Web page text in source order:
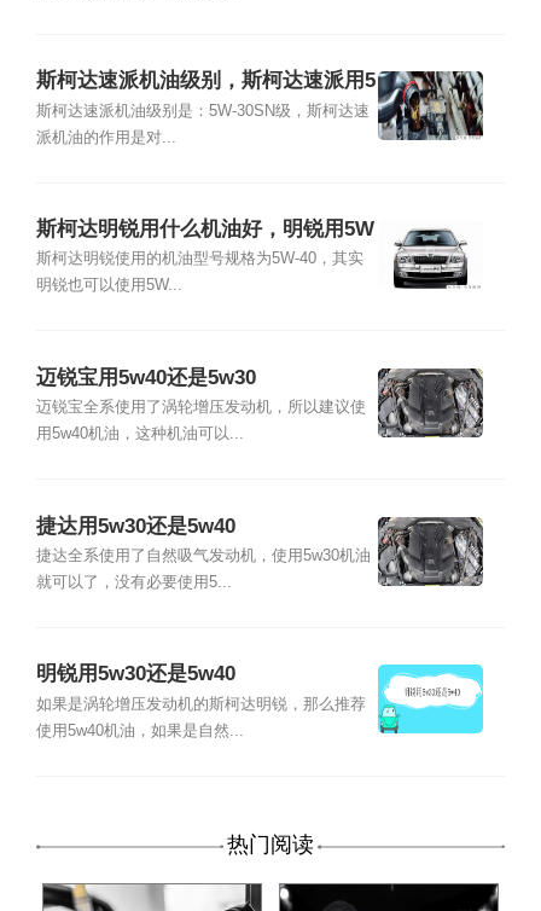
斯柯达速派机油级别，斯柯达速派用5
W30还是5W40
斯柯达速派机油级别是：5W-30SN级，斯柯达速
派机油的作用是对...
斯柯达明锐用什么机油好，明锐用5W
30还是5W40
斯柯达明锐使用的机油型号规格为5W-40，其实
明锐也可以使用5W...
迈锐宝用5w40还是5w30
迈锐宝全系使用了涡轮增压发动机，所以建议使
用5w40机油，这种机油可以...
捷达用5w30还是5w40
捷达全系使用了自然吸气发动机，使用5w30机油
就可以了，没有必要使用5...
明锐用5w30还是5w40
如果是涡轮增压发动机的斯柯达明锐，那么推荐
使用5w40机油，如果是自然...
热门阅读